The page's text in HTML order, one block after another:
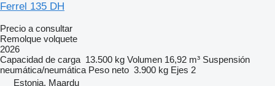
Ferrel 135 DH
Precio a consultar
Remolque volquete
2026
Capacidad de carga 13.500 kg Volumen 16,92 m³ Suspensión
neumática/neumática Peso neto 3.900 kg Ejes 2
Estonia, Maardu